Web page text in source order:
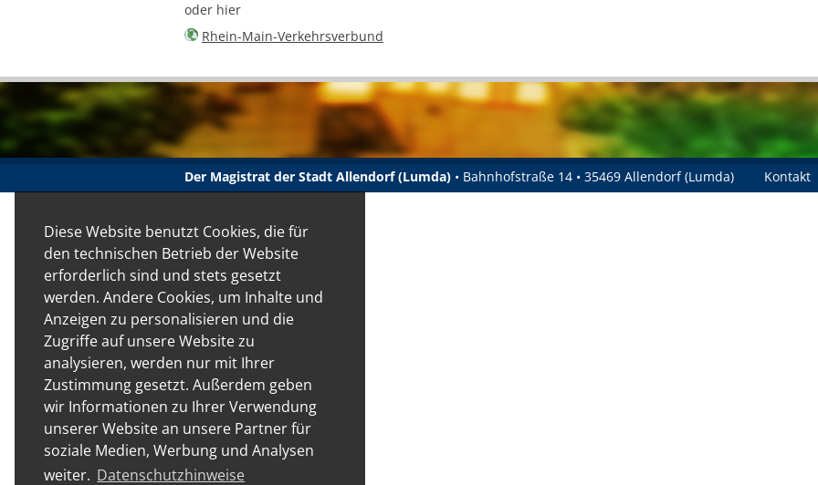
Diese Website benutzt Cookies, die für
den technischen Betrieb der Website
erforderlich sind und stets gesetzt
werden. Andere Cookies, um Inhalte und
Anzeigen zu personalisieren und die
Zugriffe auf unsere Website zu
analysieren, werden nur mit Ihrer
Zustimmung gesetzt. Außerdem geben
wir Informationen zu Ihrer Verwendung
unserer Website an unsere Partner für
soziale Medien, Werbung und Analysen
weiter. Datenschutzhinweise
oder hier
Rhein-Main-Verkehrsverbund
Der Magistrat der Stadt Allendorf (Lumda) • Bahnhofstraße 14 • 35469 Allendorf (Lumda) Kontakt